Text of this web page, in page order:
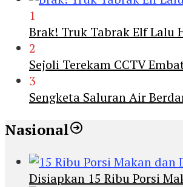
1
Brak! Truk Tabrak Elf Lalu
2
Sejoli Terekam CCTV
3
Sengketa Saluran Air
Nasional
Disiapkan 15 Ribu Porsi